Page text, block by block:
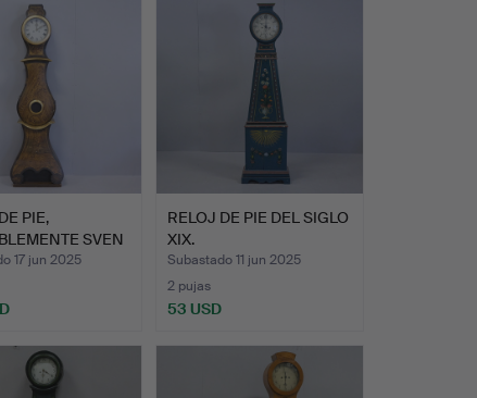
PIE,
SVEN
M…
17 jun 2025
RELOJ DE PIE DEL SIGLO
XIX.
Subastado 11 jun 2025
2 pujas
53 USD